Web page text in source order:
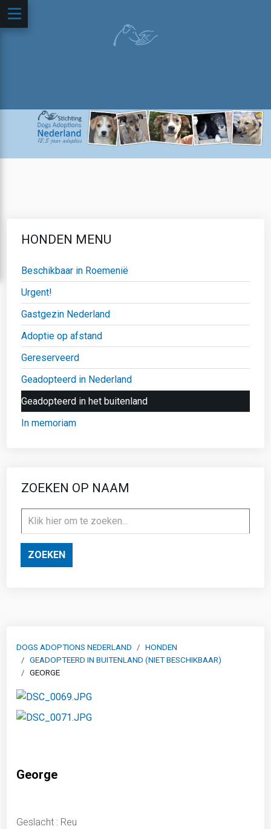
HONDEN MENU
Beschikbaar in Roemenië
Urgent!
Gastgezin Nederland
Adoptie op afstand
Gereserveerd
Geadopteerd in Nederland
Geadopteerd in het buitenland
In memoriam
ZOEKEN OP NAAM
ZOEKEN
DOGS ADOPTIONS NEDERLAND
HONDEN
GEADOPTEERD IN BUITENLAND (NIET BESCHIKBAAR)
GEORGE
George
Geslacht : Reu